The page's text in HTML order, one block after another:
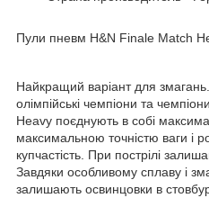
Пули пневм H&N Finale Match
Найкращий варіант для
олімпійські чемпіони та
Heavy поєднують в собі
максимальною точністю ваги і
купчастість. При пострілі
Завдяки особливому сплаву і
залишають освинцовки в